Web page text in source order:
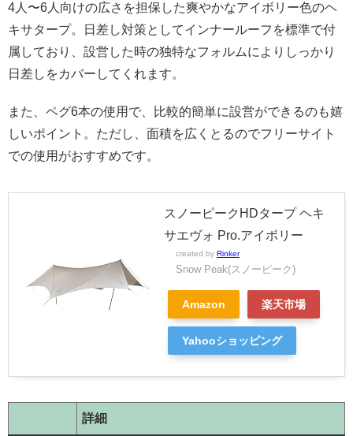
4人〜6人向けの広さを担保した爽やかなアイボリー色のヘ
キサタープ。日差し対策としてインナールーフを標準で付
属しており、設営した時の独特なフォルムによりしっかり
日差しをカバーしてくれます。
また、ペグ6本の使用で、比較的簡単に設営ができるのも嬉
しいポイント。ただし、面積を広くとるのでフリーサイト
での使用がおすすめです。
スノーピークHDタープ ヘキ
サエヴォ Pro.アイボリー
created by Rinker
Snow Peak(スノーピーク)
Amazon 楽天市場
Yahooショッピング
詳細